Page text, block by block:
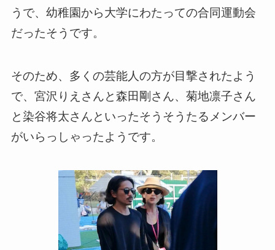
うで、幼稚園から大学にわたっての合同運動会
だったそうです。
そのため、多くの芸能人の方が目撃されたよう
で、宮沢りえさんと森田剛さん、菊地凛子さん
と染谷将太さんといったそうそうたるメンバー
がいらっしゃったようです。